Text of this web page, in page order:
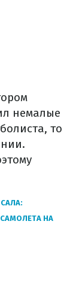
немалые
то
НА